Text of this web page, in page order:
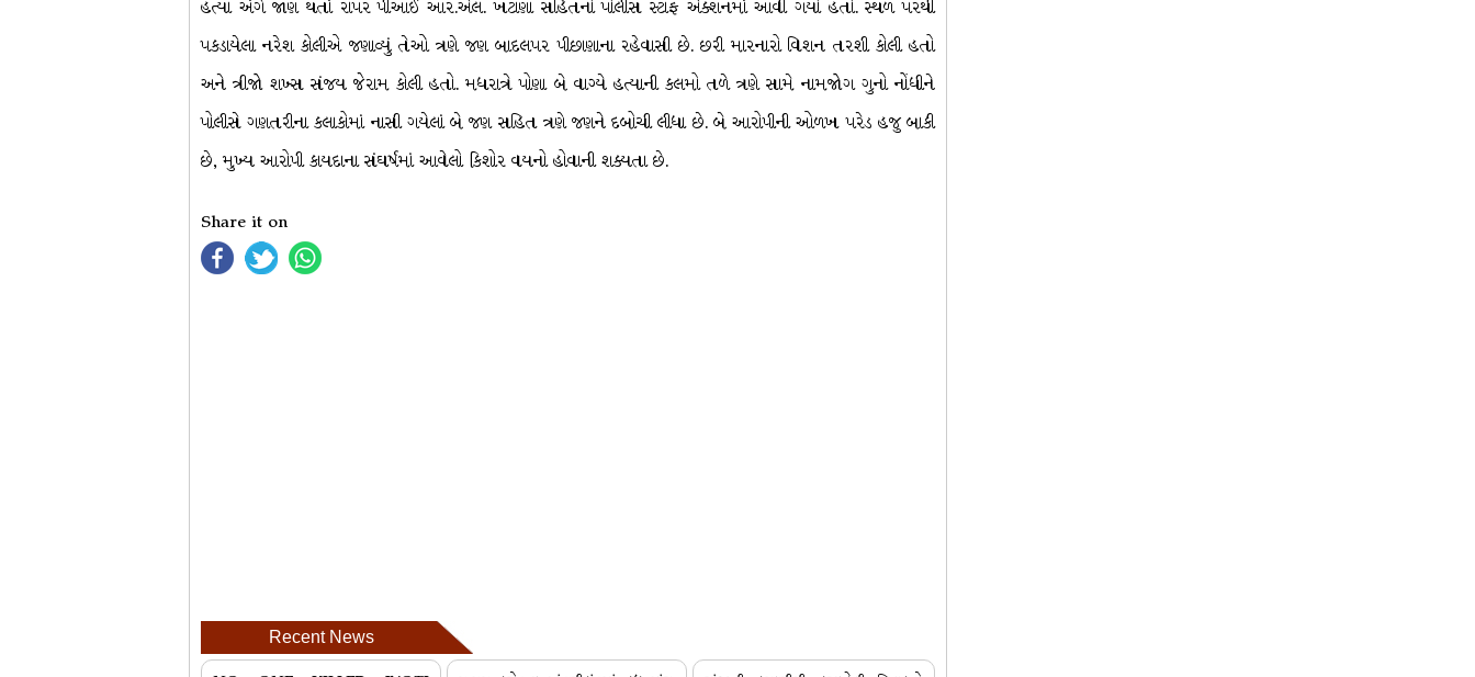
હત્યા અંગે જાણ થતાં રાપર પીઆઈ આર.એલ. ખટાણા સહિતનો પોલીસ સ્ટાફ એક્શનમાં આવી ગયો હતો. સ્થળ પરથી
પકડાયેલા નરેશ કોલીએ જણાવ્યું તેઓ ત્રણે જણ બાદલપર પીછાણાના રહેવાસી છે. છરી મારનારો વિશન તરશી કોલી હતો
અને ત્રીજો શખ્સ સંજય જેરામ કોલી હતો. મધરાત્રે પોણા બે વાગ્યે હત્યાની કલમો તળે ત્રણે સામે નામજોગ ગુનો નોંધીને
પોલીસે ગણતરીના કલાકોમાં નાસી ગયેલાં બે જણ સહિત ત્રણે જણને દબોચી લીધા છે. બે આરોપીની ઓળખ પરેડ હજુ બાકી
છે, મુખ્ય આરોપી કાયદાના સંઘર્ષમાં આવેલો કિશોર વયનો હોવાની શક્યતા છે.
Share it on
Recent News